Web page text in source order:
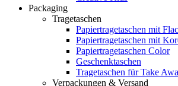
Packaging
Tragetaschen
Papiertragetaschen mit
Papiertragetaschen mit
Papiertragetaschen Color
Geschenktaschen
Tragetaschen für Take
Verpackungen & Versand